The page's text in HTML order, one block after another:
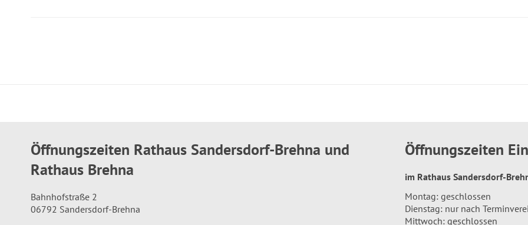
Öffnungszeiten Rathaus Sandersdorf-Brehna und
Rathaus Brehna
Bahnhofstraße 2
06792 Sandersdorf-Brehna
Öffnungszeiten
im Rathaus Sandersdorf-
Montag: geschlossen
Dienstag: nur nach
Mittwoch: geschlossen